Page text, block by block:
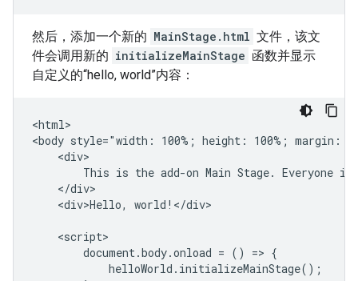
然后，添加一个新的 MainStage.html 文件，该文
件会调用新的 initializeMainStage 函数并显示
自定义的“hello, world”内容：
<html>
<body style="width: 100%; height: 100%; margin:
    <div>
This is the add-on Main Stage. Everyone
    </div>
    <div>Hello, world!</div>
    <script>
        document.body.onload = () => {
            helloWorld.initializeMainStage();